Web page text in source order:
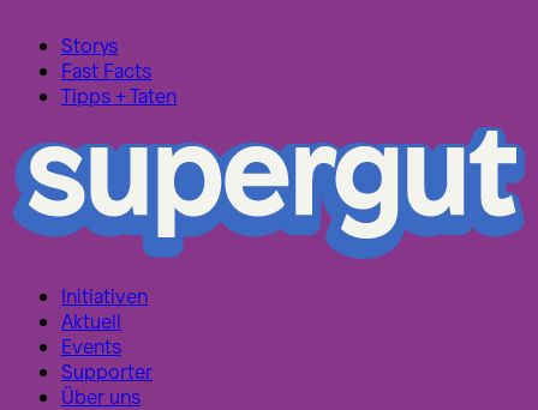
Storys
Fast Facts
Tipps + Taten
Initiativen
Aktuell
Events
Supporter
Über uns